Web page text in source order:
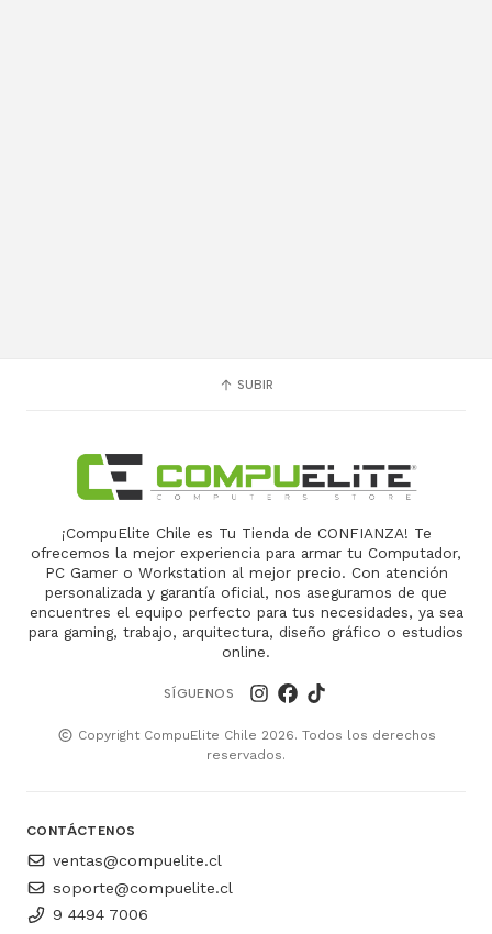
SUBIR
¡CompuElite Chile es Tu Tienda de CONFIANZA! Te
ofrecemos la mejor experiencia para armar tu Computador,
PC Gamer o Workstation al mejor precio. Con atención
personalizada y garantía oficial, nos aseguramos de que
encuentres el equipo perfecto para tus necesidades, ya sea
para gaming, trabajo, arquitectura, diseño gráfico o estudios
online.
SÍGUENOS
Copyright CompuElite Chile 2026. Todos los derechos
reservados.
CONTÁCTENOS
ventas@compuelite.cl
soporte@compuelite.cl
9 4494 7006